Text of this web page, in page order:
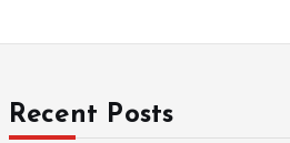
Recent Posts